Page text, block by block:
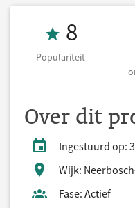
8
Populariteit
Over dit
Ingestuurd op:
Wijk:
Fase: Actief